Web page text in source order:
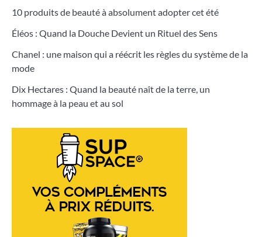
10 produits de beauté à absolument adopter cet été
Éléos : Quand la Douche Devient un Rituel des Sens
Chanel : une maison qui a réécrit les règles du système de la
mode
Dix Hectares : Quand la beauté naît de la terre, un
hommage à la peau et au sol